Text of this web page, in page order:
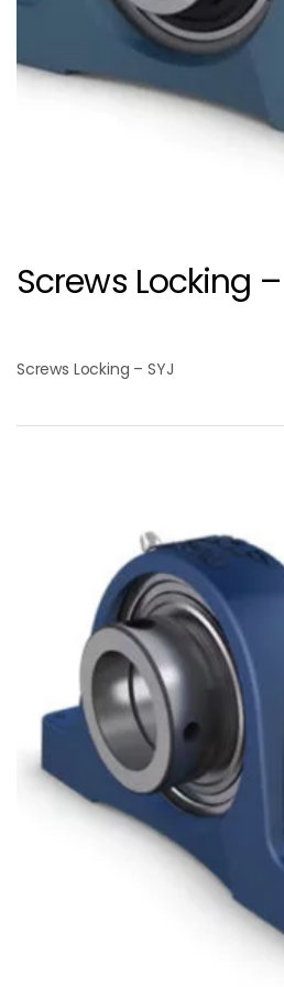
Screws Locking –
Screws Locking – SYJ